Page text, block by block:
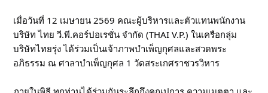
เมื่อวันที่ 12 เมษายน 2569 คณะผู้บริหารและตัวแทนพนักงาน
บริษัท ไทย วี.พี.คอร์ปอเรชั่น จำกัด (THAI V.P.) ในเครือกลุ่ม
บริษัทไทยรุ่ง ได้ร่วมเป็นเจ้าภาพบำเพ็ญกุศลและสวดพระ
อภิธรรม ณ ศาลาบำเพ็ญกุศล 1 วัดสระเกศราชวรวิหาร